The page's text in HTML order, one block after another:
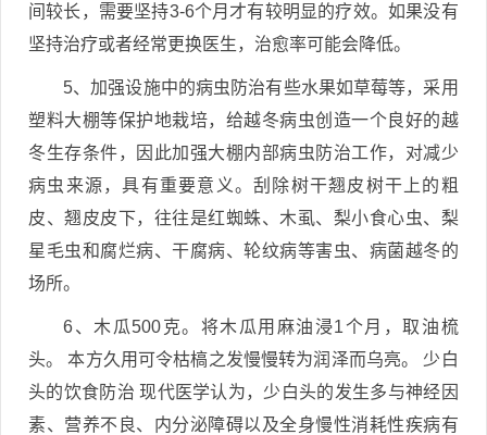
间较长，需要坚持3-6个月才有较明显的疗效。如果没有
坚持治疗或者经常更换医生，治愈率可能会降低。
5、加强设施中的病虫防治有些水果如草莓等，采用
塑料大棚等保护地栽培，给越冬病虫创造一个良好的越
冬生存条件，因此加强大棚内部病虫防治工作，对减少
病虫来源，具有重要意义。刮除树干翘皮树干上的粗
皮、翘皮皮下，往往是红蜘蛛、木虱、梨小食心虫、梨
星毛虫和腐烂病、干腐病、轮纹病等害虫、病菌越冬的
场所。
6、木瓜500克。将木瓜用麻油浸1个月，取油梳
头。 本方久用可令枯槁之发慢慢转为润泽而乌亮。 少白
头的饮食防治 现代医学认为，少白头的发生多与神经因
素、营养不良、内分泌障碍以及全身慢性消耗性疾病有